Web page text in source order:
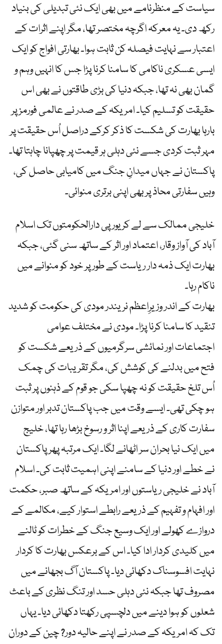
سیاست کے منظرنامے میں بھی ایک نئی تبدیلی کی بنیاد
رکھ دی۔ یہ معرکہ اگرچہ مختصر تھا، مگر اپنے اثرات کے
اعتبار سے نہایت فیصلہ کن ثابت ہوا۔ بھارتی افواج کو ایک
ایسی عسکری ناکامی کا سامنا کرنا پڑا جس کا انہیں وہم و
گمان بھی نہ تھا، جبکہ دنیا کی بڑی طاقتوں نے بھی اس
حقیقت کو تسلیم کیا۔ امریکہ کے صدر نے عالمی فورمز پر
بارہا بھارت کی شکست کا ذکر کرکے دراصل اُس حقیقت پر
مہر ثبت کردی جسے نئی دہلی ہر قیمت پر چھپانا چاہتا تھا۔
پاکستان نے جہاں میدانِ جنگ میں کامیابی حاصل کی،
وہیں سفارتی محاذ پر بھی اپنی برتری منوائی۔
خلیجی ممالک سے لے کر یورپی دارالحکومتوں تک اسلام
آباد کی آواز وقار، اعتماد اور اثر کے ساتھ سنی گئی، جبکہ
بھارت ایک ذمہ دار ریاست کے طور پر خود کو منوانے میں
ناکام رہا۔
بھارت کے اندر وزیرِاعظم نریندر مودی کی حکومت کو شدید
تنقید کا سامنا کرنا پڑا۔ مودی نے مختلف عوامی
اجتماعات اور نمائشی سرگرمیوں کے ذریعے شکست کو
فتح میں بدلنے کی کوشش کی، مگر تقریبات کی چمک
اُس تلخ حقیقت کو نہ چھپا سکی جو قوم کے ذہنوں پر ثبت
ہو چکی تھی۔ ایسے وقت میں جب پاکستان تدبر اور متوازن
سفارت کاری کے ذریعے اپنا اثر و رسوخ بڑھا رہا تھا، خلیج
میں ایک نیا بحران سر اٹھانے لگا۔ ایک مرتبہ پھر پاکستان
نے خطے اور دنیا کے سامنے اپنی اہمیت ثابت کی۔ اسلام
آباد نے خلیجی ریاستوں اور امریکہ کے ساتھ صبر، حکمت
اور افہام و تفہیم کے ذریعے رابطے استوار کیے، مکالمے کے
دروازے کھولے اور ایک وسیع جنگ کے خطرات کو ٹالنے
میں کلیدی کردار ادا کیا۔ اس کے برعکس بھارت کا کردار
نہایت افسوسناک دکھائی دیا۔ پاکستان آگ بجھانے میں
مصروف تھا جبکہ نئی دہلی حسد اور تنگ نظری کے باعث
شعلوں کو ہوا دینے میں دلچسپی رکھتا دکھائی دیا۔ یہاں
تک کہ امریکہ کے صدر نے اپنے حالیہ دور? چین کے دوران